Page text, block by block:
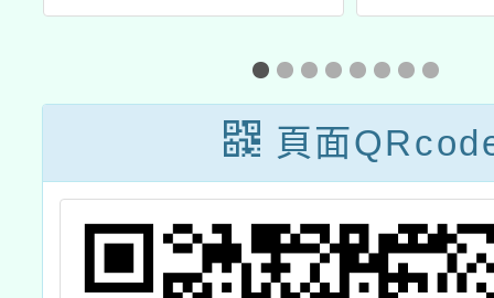
動中心辦理「在
實驗教育裡，看
見個人發展的可
能性」推廣講座
SEL
礎培
（
頁面